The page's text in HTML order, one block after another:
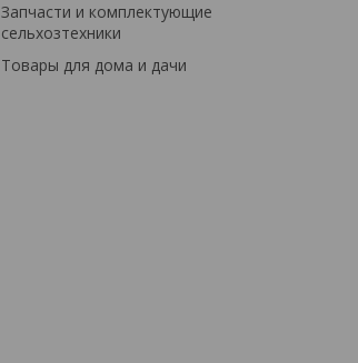
Запчасти и комплектующие
сельхозтехники
Товары для дома и дачи